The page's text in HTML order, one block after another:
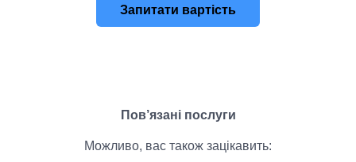
Запитати вартість
Пов’язані послуги
Можливо, вас також зацікавить: